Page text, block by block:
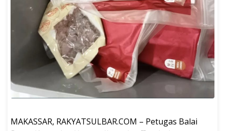
MAKASSAR, RAKYATSULBAR.COM – Petugas Balai